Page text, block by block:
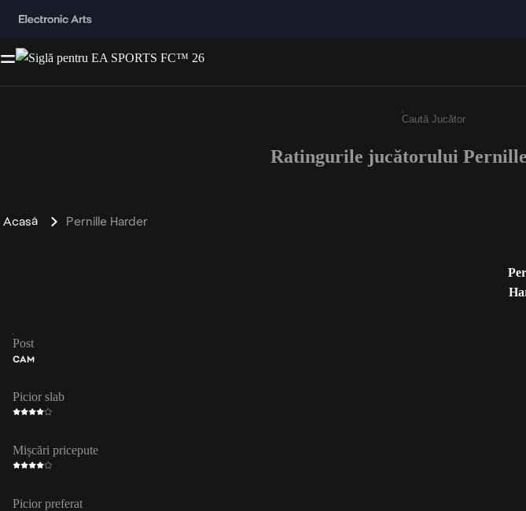
Enter a minimum of
Ratingurile jucătorului
Acasă Pernille Harder
Post
CAM
Picior slab
Mișcări pricepute
Picior preferat